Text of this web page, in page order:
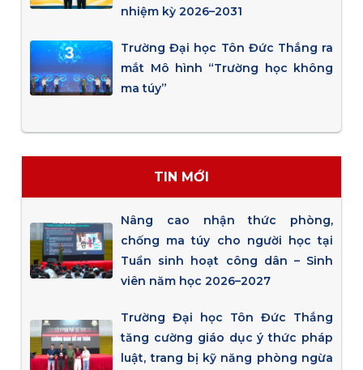
nhiệm kỳ 2026–2031
Trường Đại học Tôn Đức Thắng ra
mắt Mô hình “Trường học không
ma túy”
TIN MỚI
Nâng cao nhận thức phòng,
chống ma túy cho người học tại
Tuần sinh hoạt công dân – Sinh
viên năm học 2026–2027
Trường Đại học Tôn Đức Thắng
tăng cường giáo dục ý thức pháp
luật, trang bị kỹ năng phòng ngừa